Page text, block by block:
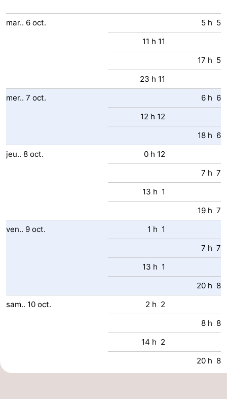
mar.. 6 oct.
5 h 5
11 h 11
17 h 5
23 h 11
mer.. 7 oct.
6 h 6
12 h 12
18 h 6
jeu.. 8 oct.
0 h 12
7 h 7
13 h 1
19 h 7
ven.. 9 oct.
1 h 1
7 h 7
13 h 1
20 h 8
sam.. 10 oct.
2 h 2
8 h 8
14 h 2
20 h 8